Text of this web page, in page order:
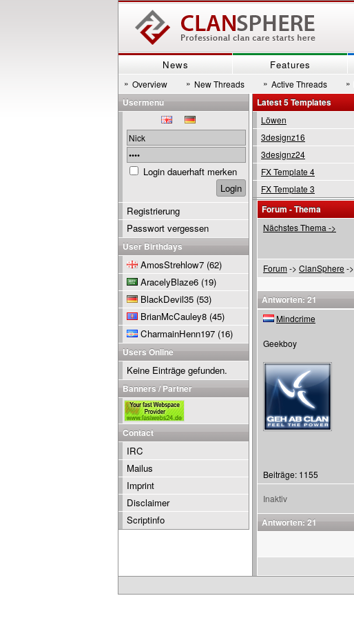
News Features
» Overview » New Threads » Active Threads »
Latest 5 Templates
Löwen
3designz16
3designz24
FX Template 4
FX Template 3
Forum - Thema
Nächstes Thema ->
Forum-> ClanSphere ->
Antworten: 21
Mindcrime
Geekboy
Beiträge: 1155
Inaktiv
Antworten: 21
Usermenu
Login dauerhaft merken
Registrierung
Passwort vergessen
User Birthdays
AmosStrehlow7 (62)
AracelyBlaze6 (19)
BlackDevil35 (53)
BrianMcCauley8 (45)
CharmainHenn197 (16)
Users Online
Keine Einträge gefunden.
Banners / Partner
Contact
IRC
Mailus
Imprint
Disclaimer
Scriptinfo